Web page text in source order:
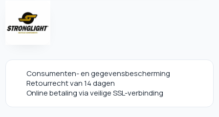
Consumenten- en gegevensbescherming
Retourrecht van 14 dagen
Online betaling via veilige SSL-verbinding